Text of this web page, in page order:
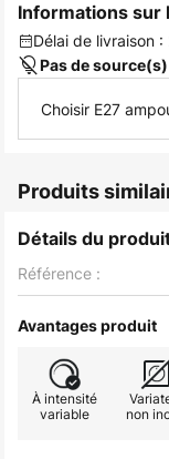
Informations sur
Délai de livraison
Pas de
Choisir E27
Produits
Détails du
Référence :
Avantages produit
À intensité
variable
non